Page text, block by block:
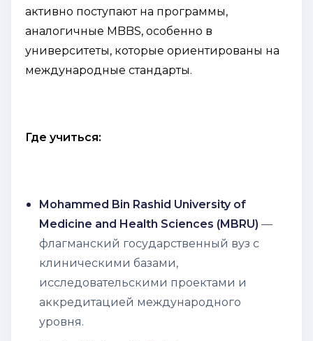
активно поступают на программы,
аналогичные MBBS, особенно в
университеты, которые ориентированы на
международные стандарты.
Где учиться:
Mohammed Bin Rashid University of
Medicine and Health Sciences (MBRU) —
флагманский государственный вуз с
клиническими базами,
исследовательскими проектами и
аккредитацией международного
уровня.